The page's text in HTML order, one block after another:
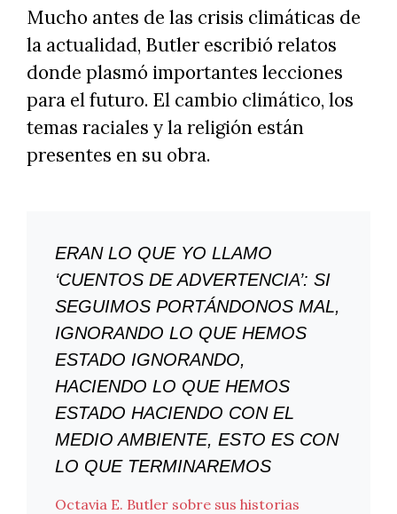
Mucho antes de las crisis climáticas de
la actualidad, Butler escribió relatos
donde plasmó importantes lecciones
para el futuro. El cambio climático, los
temas raciales y la religión están
presentes en su obra.
ERAN LO QUE YO LLAMO
‘CUENTOS DE ADVERTENCIA’: SI
SEGUIMOS PORTÁNDONOS MAL,
IGNORANDO LO QUE HEMOS
ESTADO IGNORANDO,
HACIENDO LO QUE HEMOS
ESTADO HACIENDO CON EL
MEDIO AMBIENTE, ESTO ES CON
LO QUE TERMINAREMOS
Octavia E. Butler sobre sus historias